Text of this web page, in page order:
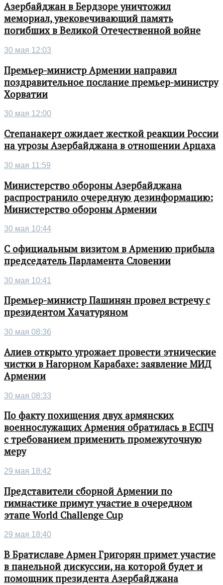
Азербайджан в Бердзоре уничтожил
мемориал, увековечивающий память
погибших в Великой Отечественной войне
30 мая 12:03
Премьер-министр Армении направил
поздравительное послание премьер-министру
Хорватии
30 мая 12:00
Степанакерт ожидает жесткой реакции России
на угрозы Азербайджана в отношении Арцаха
30 мая 11:59
Министерство обороны Азербайджана
распространило очередную дезинформацию:
Министерство обороны Армении
30 мая 10:44
С официальным визитом в Армению прибыла
председатель Парламента Словении
30 мая 10:41
Премьер-министр Пашинян провел встречу с
президентом Хачатуряном
30 мая 08:36
Алиев открыто угрожает провести этнические
чистки в Нагорном Карабахе: заявление МИД
Армении
30 мая 08:33
По факту похищения двух армянских
военнослужащих Армения обратилась в ЕСПЧ
с требованием применить промежуточную
меру
29 мая 18:42
Представители сборной Армении по
гимнастике примут участие в очередном
этапе World Challenge Cup
29 мая 18:40
В Братиславе Армен Григорян примет участие
в панельной дискуссии, на которой будет и
помощник президента Азербайджана